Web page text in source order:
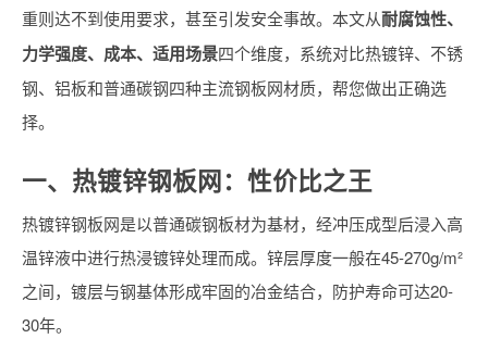
重则达不到使用要求，甚至引发安全事故。本文从耐腐蚀性、
力学强度、成本、适用场景四个维度，系统对比热镀锌、不锈
钢、铝板和普通碳钢四种主流钢板网材质，帮您做出正确选
择。
一、热镀锌钢板网：性价比之王
热镀锌钢板网是以普通碳钢板材为基材，经冲压成型后浸入高
温锌液中进行热浸镀锌处理而成。锌层厚度一般在45-270g/m²
之间，镀层与钢基体形成牢固的冶金结合，防护寿命可达20-
30年。